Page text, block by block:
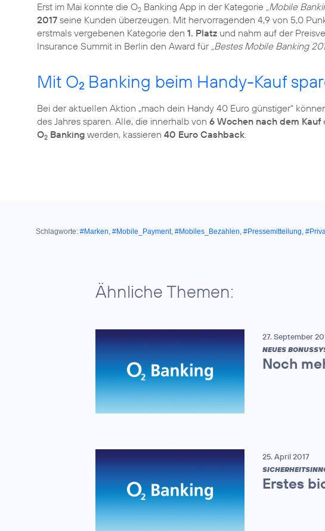
Erst im Mai konnte die O2 Banking App in der Kategorie „Mobile
2017 seine Kunden überzeugen. Mit hervorragenden 4,9 von 5,0
erstmals vergebenen Kategorie den 1. Platz und nahm auf der
Insurance Summit in Berlin den Award für „Bestes Mobile Banking
Mit O2 Banking beim Handy-Kauf
Bei der aktuellen Aktion „mach dein Handy 40 Euro günstiger“
des Jahres sparen. Alle, die innerhalb von 6 Wochen nach dem Kauf
O2 Banking werden, kassieren 40 Euro Cashback.
Schlagworte: #Marken, #Mobile_Payment, #Mobiles_Bezahlen, #Pressemitteilung,
Ähnliche Themen:
27. September
NEUES
Noch
25. April 2017
Erstes